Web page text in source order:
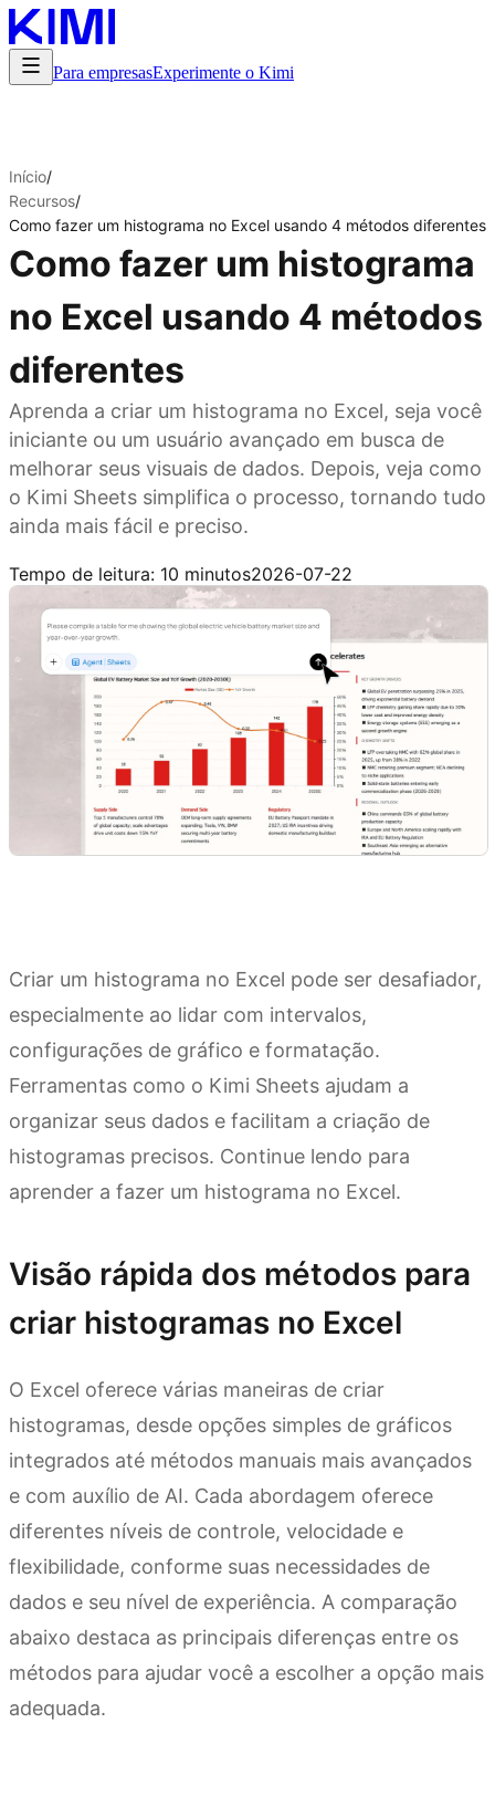
Para empresasExperimente o Kimi
Início/
Recursos/
Como fazer um histograma no Excel usando 4 métodos diferentes
Como fazer um histograma
no Excel usando 4 métodos
diferentes
Aprenda a criar um histograma no Excel, seja você
iniciante ou um usuário avançado em busca de
melhorar seus visuais de dados. Depois, veja como
o Kimi Sheets simplifica o processo, tornando tudo
ainda mais fácil e preciso.
Tempo de leitura: 10 minutos2026-07-22
Criar um histograma no Excel pode ser desafiador,
especialmente ao lidar com intervalos,
configurações de gráfico e formatação.
Ferramentas como o Kimi Sheets ajudam a
organizar seus dados e facilitam a criação de
histogramas precisos. Continue lendo para
aprender a fazer um histograma no Excel.
Visão rápida dos métodos para
criar histogramas no Excel
O Excel oferece várias maneiras de criar
histogramas, desde opções simples de gráficos
integrados até métodos manuais mais avançados
e com auxílio de AI. Cada abordagem oferece
diferentes níveis de controle, velocidade e
flexibilidade, conforme suas necessidades de
dados e seu nível de experiência. A comparação
abaixo destaca as principais diferenças entre os
métodos para ajudar você a escolher a opção mais
adequada.